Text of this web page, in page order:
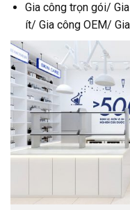
Gia công trọn gói/
ít/ Gia công OEM/